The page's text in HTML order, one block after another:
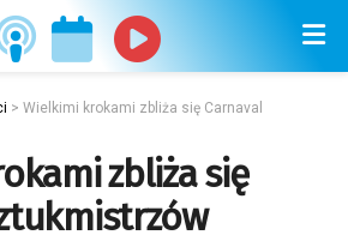
> Wielkimi krokami zbliża się Carnaval
zbliża się